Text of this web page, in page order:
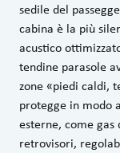
sedile del
cabina è la più
acustico
tendine parasole
zone «piedi caldi,
protegge in modo
esterne, come
retrovisori,